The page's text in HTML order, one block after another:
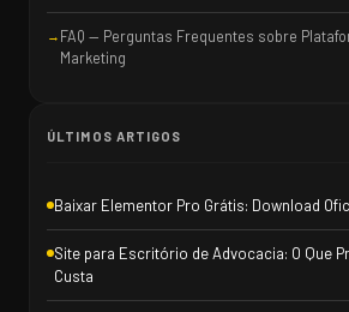
FAQ — Perguntas Frequentes sobre
Marketing
ÚLTIMOS ARTIGOS
Baixar Elementor Pro Grátis: Download
Site para Escritório de Advocacia: O Que
Custa